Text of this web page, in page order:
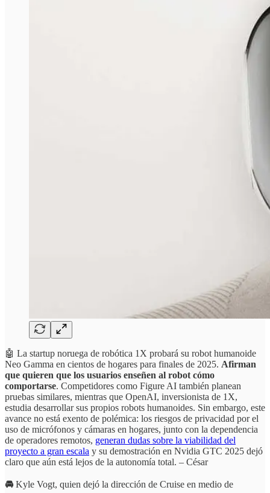
🤖 La startup noruega de robótica 1X probará su robot humanoide
Neo Gamma en cientos de hogares para finales de 2025. Afirman
que quieren que los usuarios enseñen al robot cómo
comportarse. Competidores como Figure AI también planean
pruebas similares, mientras que OpenAI, inversionista de 1X,
estudia desarrollar sus propios robots humanoides. Sin embargo, este
avance no está exento de polémica: los riesgos de privacidad por el
uso de micrófonos y cámaras en hogares, junto con la dependencia
de operadores remotos, generan dudas sobre la viabilidad del
proyecto a gran escala y su demostración en Nvidia GTC 2025 dejó
claro que aún está lejos de la autonomía total. – César
🚘 Kyle Vogt, quien dejó la dirección de Cruise en medio de